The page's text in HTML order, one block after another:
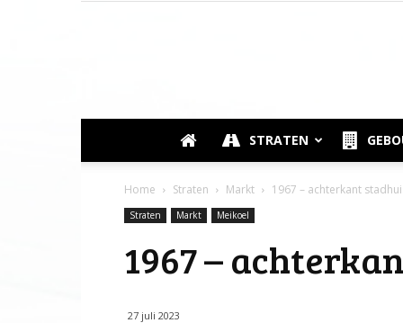
STRATEN
Home Straten Markt 1967 – achterkant
Straten Markt Meikoel
1967 –
27 juli 2023